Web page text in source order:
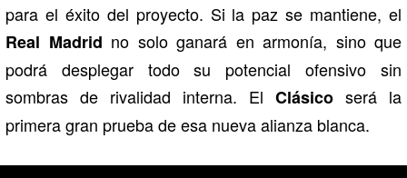
para el éxito del proyecto. Si la paz se mantiene, el
Real Madrid no solo ganará en armonía, sino que
podrá desplegar todo su potencial ofensivo sin
sombras de rivalidad interna. El Clásico será la
primera gran prueba de esa nueva alianza blanca.